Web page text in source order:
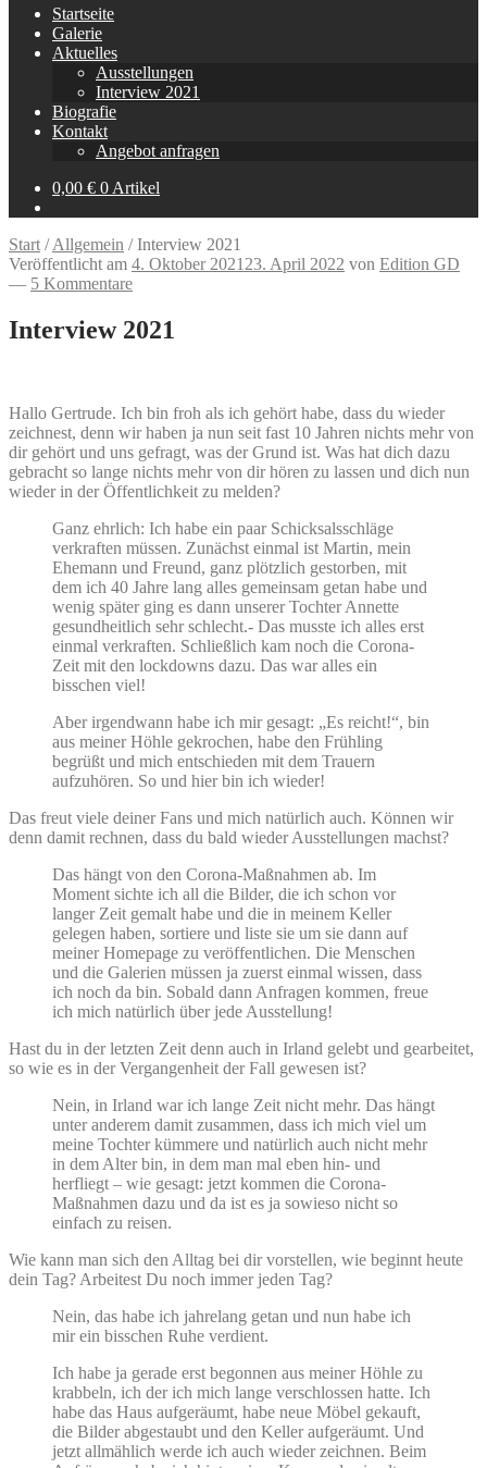
Startseite
Galerie
Aktuelles
Ausstellungen
Interview 2021
Biografie
Kontakt
Angebot anfragen
0,00 € 0 Artikel
Start /Allgemein /Interview 2021
Veröffentlicht am 4. Oktober 2021 23. April 2022 von Edition GD
— 5 Kommentare
Interview 2021
Hallo Gertrude. Ich bin froh als ich gehört habe, dass du wieder
zeichnest, denn wir haben ja nun seit fast 10 Jahren nichts mehr von
dir gehört und uns gefragt, was der Grund ist. Was hat dich dazu
gebracht so lange nichts mehr von dir hören zu lassen und dich nun
wieder in der Öffentlichkeit zu melden?
Ganz ehrlich: Ich habe ein paar Schicksalsschläge
verkraften müssen. Zunächst einmal ist Martin, mein
Ehemann und Freund, ganz plötzlich gestorben, mit
dem ich 40 Jahre lang alles gemeinsam getan habe und
wenig später ging es dann unserer Tochter Annette
gesundheitlich sehr schlecht.- Das musste ich alles erst
einmal verkraften. Schließlich kam noch die Corona-
Zeit mit den lockdowns dazu. Das war alles ein
bisschen viel!
Aber irgendwann habe ich mir gesagt: „Es reicht!“, bin
aus meiner Höhle gekrochen, habe den Frühling
begrüßt und mich entschieden mit dem Trauern
aufzuhören. So und hier bin ich wieder!
Das freut viele deiner Fans und mich natürlich auch. Können wir
denn damit rechnen, dass du bald wieder Ausstellungen machst?
Das hängt von den Corona-Maßnahmen ab. Im
Moment sichte ich all die Bilder, die ich schon vor
langer Zeit gemalt habe und die in meinem Keller
gelegen haben, sortiere und liste sie um sie dann auf
meiner Homepage zu veröffentlichen. Die Menschen
und die Galerien müssen ja zuerst einmal wissen, dass
ich noch da bin. Sobald dann Anfragen kommen, freue
ich mich natürlich über jede Ausstellung!
Hast du in der letzten Zeit denn auch in Irland gelebt und gearbeitet,
so wie es in der Vergangenheit der Fall gewesen ist?
Nein, in Irland war ich lange Zeit nicht mehr. Das hängt
unter anderem damit zusammen, dass ich mich viel um
meine Tochter kümmere und natürlich auch nicht mehr
in dem Alter bin, in dem man mal eben hin- und
herfliegt – wie gesagt: jetzt kommen die Corona-
Maßnahmen dazu und da ist es ja sowieso nicht so
einfach zu reisen.
Wie kann man sich den Alltag bei dir vorstellen, wie beginnt heute
dein Tag? Arbeitest Du noch immer jeden Tag?
Nein, das habe ich jahrelang getan und nun habe ich
mir ein bisschen Ruhe verdient.
Ich habe ja gerade erst begonnen aus meiner Höhle zu
krabbeln, ich der ich mich lange verschlossen hatte. Ich
habe das Haus aufgeräumt, habe neue Möbel gekauft,
die Bilder abgestaubt und den Keller aufgeräumt. Und
jetzt allmählich werde ich auch wieder zeichnen. Beim